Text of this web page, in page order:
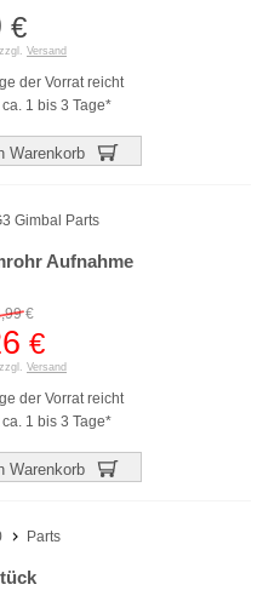
€
Versand
der Vorrat reicht
1 bis 3 Tage*
Warenkorb
Gimbal Parts
Aufnahme
€
€
Versand
der Vorrat reicht
1 bis 3 Tage*
Warenkorb
Parts